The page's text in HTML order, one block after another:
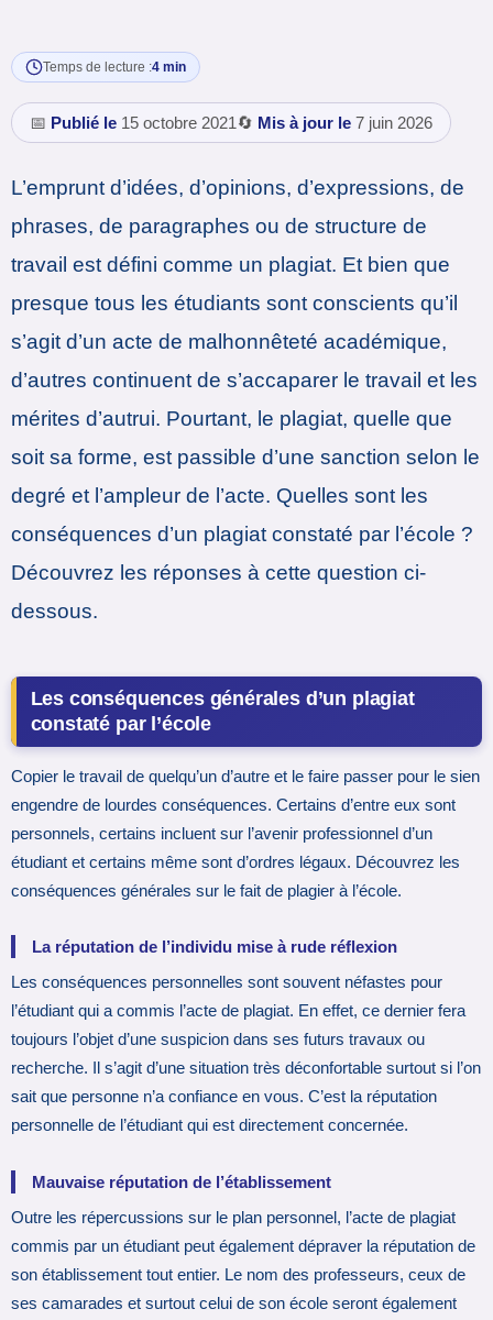
Temps de lecture :4 min
📅 Publié le 15 octobre 2021 🔄 Mis à jour le 7 juin 2026
L’emprunt d’idées, d’opinions, d’expressions, de
phrases, de paragraphes ou de structure de
travail est défini comme un plagiat. Et bien que
presque tous les étudiants sont conscients qu’il
s’agit d’un acte de malhonnêteté académique,
d’autres continuent de s’accaparer le travail et les
mérites d’autrui. Pourtant, le plagiat, quelle que
soit sa forme, est passible d’une sanction selon le
degré et l’ampleur de l’acte. Quelles sont les
conséquences d’un plagiat constaté par l’école ?
Découvrez les réponses à cette question ci-
dessous.
Les conséquences générales d’un plagiat
constaté par l’école
Copier le travail de quelqu’un d’autre et le faire passer pour le sien
engendre de lourdes conséquences. Certains d’entre eux sont
personnels, certains incluent sur l’avenir professionnel d’un
étudiant et certains même sont d’ordres légaux. Découvrez les
conséquences générales sur le fait de plagier à l’école.
La réputation de l’individu mise à rude réflexion
Les conséquences personnelles sont souvent néfastes pour
l’étudiant qui a commis l’acte de plagiat. En effet, ce dernier fera
toujours l’objet d’une suspicion dans ses futurs travaux ou
recherche. Il s’agit d’une situation très déconfortable surtout si l’on
sait que personne n’a confiance en vous. C’est la réputation
personnelle de l’étudiant qui est directement concernée.
Mauvaise réputation de l’établissement
Outre les répercussions sur le plan personnel, l’acte de plagiat
commis par un étudiant peut également dépraver la réputation de
son établissement tout entier. Le nom des professeurs, ceux de
ses camarades et surtout celui de son école seront également